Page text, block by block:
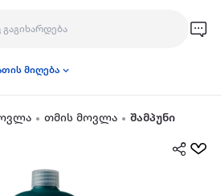
მიღება
თმის მოვლა შამპუნი